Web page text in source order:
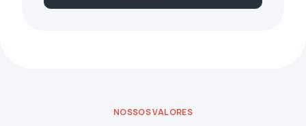
NOSSOS VALORES